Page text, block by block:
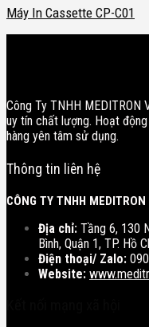
Máy In Cassette CP-C01
Công Ty TNHH
uy tín chất lượng. Hoạt
hàng yên tâm sử dụng.
Thông tin liên hệ
CÔNG TY TNHH
Địa chỉ: Tầng 6, 130
Bình, Quận 1, TP. Hồ
Điện thoại/ Zalo:
Website: